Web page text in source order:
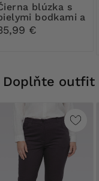
s
bodkami a
€
Doplňte outfit